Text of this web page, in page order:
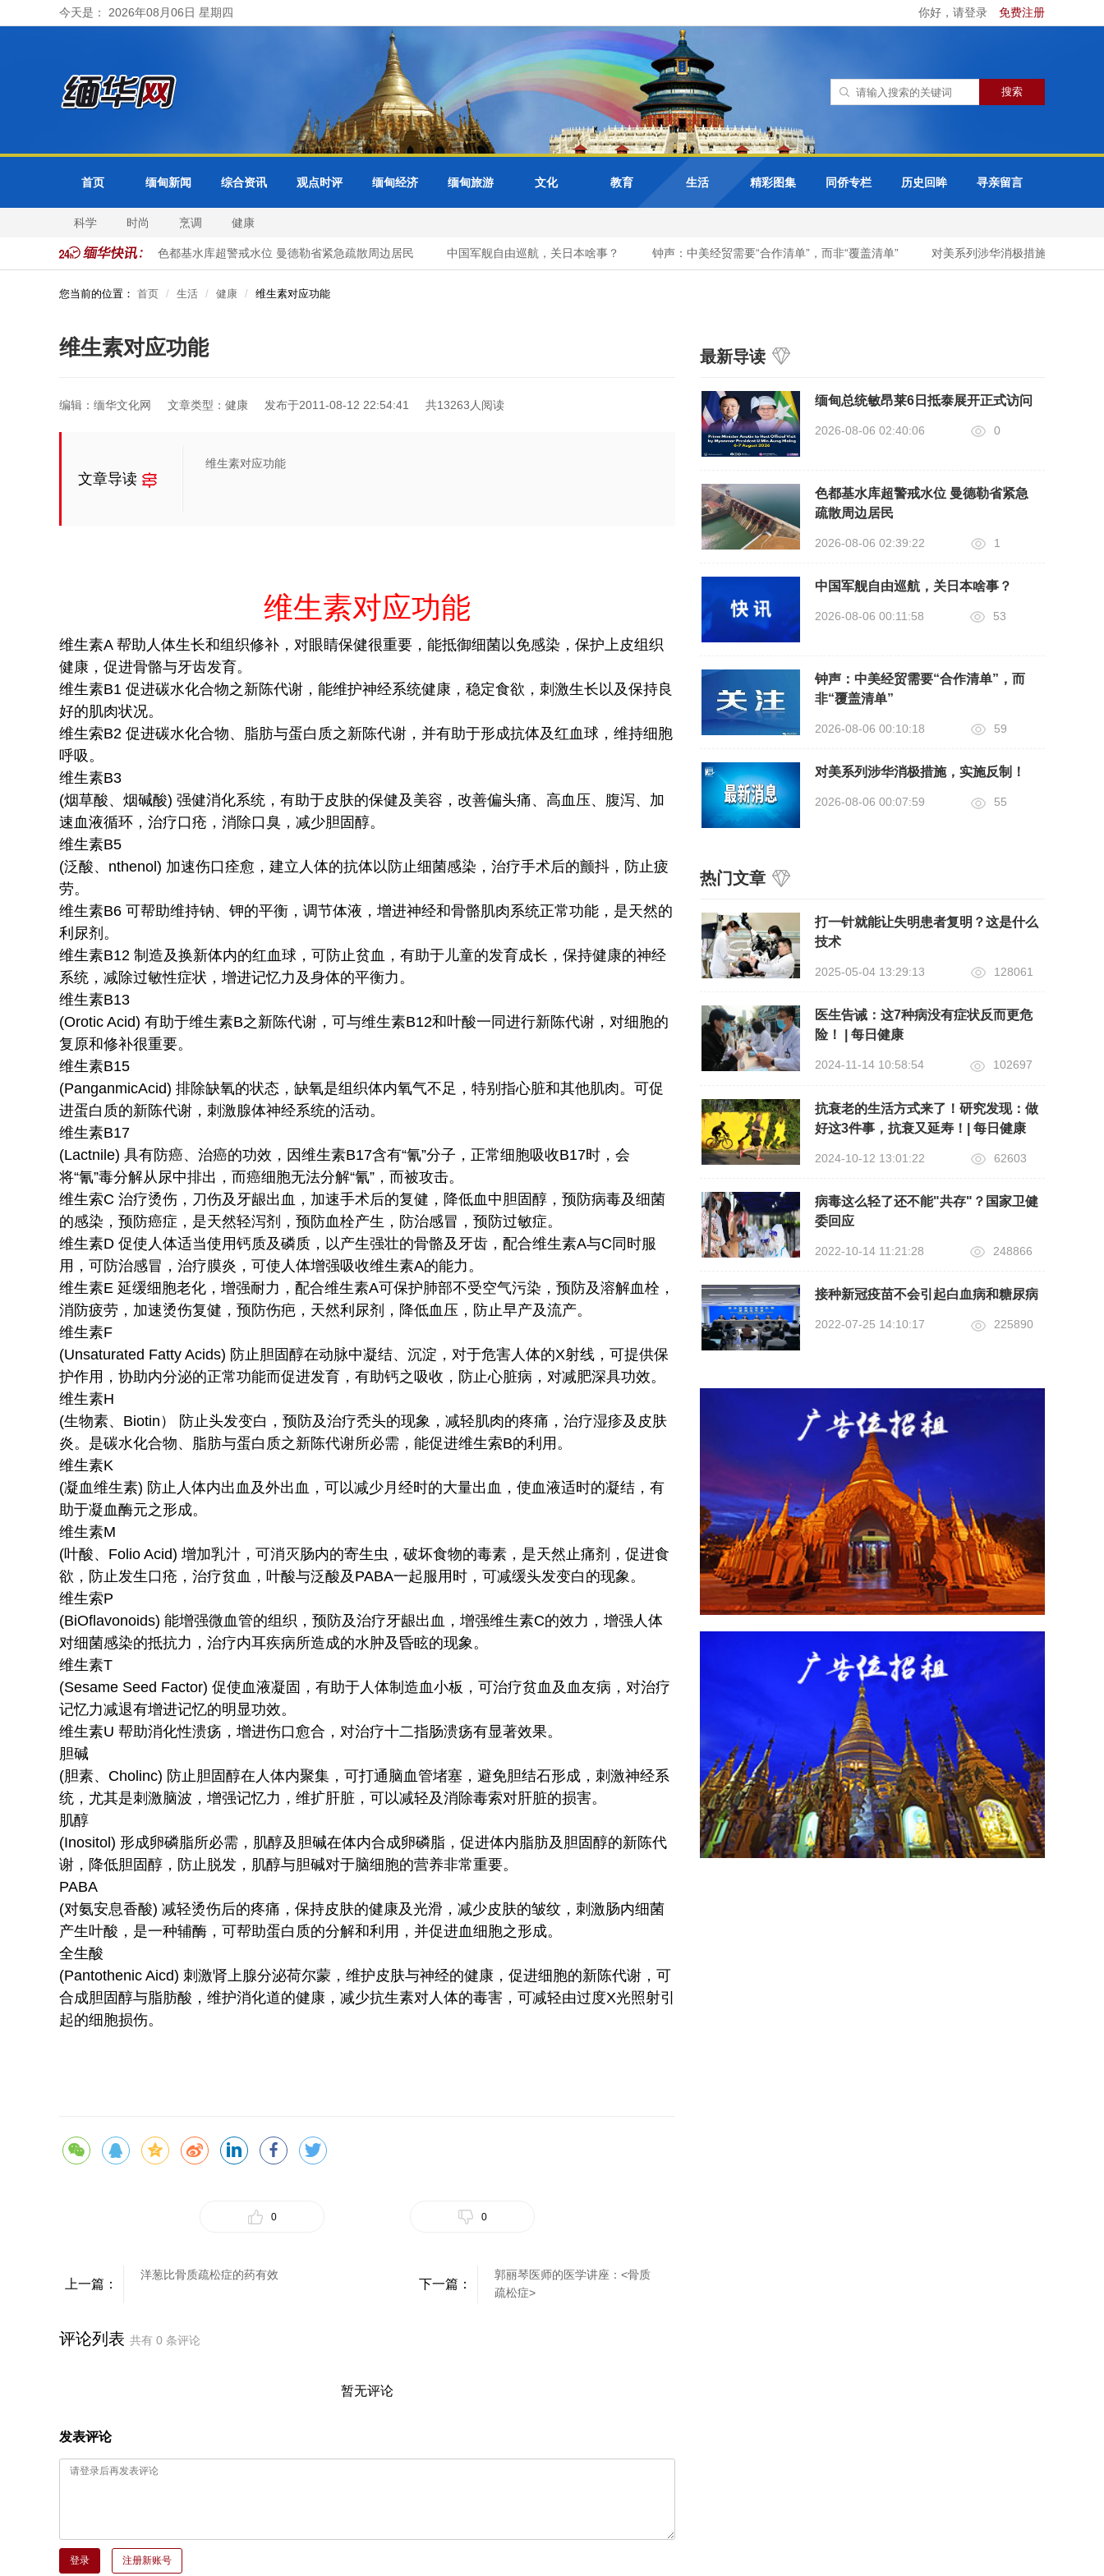
今天是： 2026年08月06日 星期四 你好，请登录 免费注册
首页 缅甸新闻 综合资讯 观点时评 缅甸经济 缅甸旅游 文化 教育 生活 精彩图集 同侨专栏 历史回眸 寻亲留言
科学 时尚 烹调 健康
日抵泰展开正式访问 色都基水库超警戒水位 曼德勒省紧急疏散周边居民 中国军舰自由巡航，关日本啥事？ 钟声：中美经贸需要“合作清单”，而非“覆盖清单” 对美系列涉华消极措施，实施反制！
您当前的位置： 首页 生活 健康 维生素对应功能
维生素对应功能
编辑：缅华文化网 文章类型：健康 发布于2011-08-12 22:54:41 共13263人阅读
文章导读
维生素对应功能
维生素对应功能
维生素A 帮助人体生长和组织修补，对眼睛保健很重要，能抵御细菌以免感染，保护上皮组织
健康，促进骨骼与牙齿发育。
维生素B1 促进碳水化合物之新陈代谢，能维护神经系统健康，稳定食欲，刺激生长以及保持良
好的肌肉状况。
维生索B2 促进碳水化合物、脂肪与蛋白质之新陈代谢，并有助于形成抗体及红血球，维持细胞
呼吸。
维生素B3
(烟草酸、烟碱酸) 强健消化系统，有助于皮肤的保健及美容，改善偏头痛、高血压、腹泻、加
速血液循环，治疗口疮，消除口臭，减少胆固醇。
维生素B5
(泛酸、nthenol) 加速伤口痊愈，建立人体的抗体以防止细菌感染，治疗手术后的颤抖，防止疲
劳。
维生素B6 可帮助维持钠、钾的平衡，调节体液，增进神经和骨骼肌肉系统正常功能，是天然的
利尿剂。
维生素B12 制造及换新体内的红血球，可防止贫血，有助于儿童的发育成长，保持健康的神经
系统，减除过敏性症状，增进记忆力及身体的平衡力。
维生素B13
(Orotic Acid) 有助于维生素B之新陈代谢，可与维生素B12和叶酸一同进行新陈代谢，对细胞的
复原和修补很重要。
维生素B15
(PanganmicAcid) 排除缺氧的状态，缺氧是组织体内氧气不足，特别指心脏和其他肌肉。可促
进蛋白质的新陈代谢，刺激腺体神经系统的活动。
维生素B17
(Lactnile) 具有防癌、治癌的功效，因维生素B17含有“氰”分子，正常细胞吸收B17时，会
将“氰”毒分解从尿中排出，而癌细胞无法分解“氰”，而被攻击。
维生索C 治疗烫伤，刀伤及牙龈出血，加速手术后的复健，降低血中胆固醇，预防病毒及细菌
的感染，预防癌症，是天然轻泻剂，预防血栓产生，防治感冒，预防过敏症。
维生素D 促使人体适当使用钙质及磷质，以产生强壮的骨骼及牙齿，配合维生素A与C同时服
用，可防治感冒，治疗膜炎，可使人体增强吸收维生素A的能力。
维生素E 延缓细胞老化，增强耐力，配合维生素A可保护肺部不受空气污染，预防及溶解血栓，
消防疲劳，加速烫伤复健，预防伤疤，天然利尿剂，降低血压，防止早产及流产。
维生素F
(Unsaturated Fatty Acids) 防止胆固醇在动脉中凝结、沉淀，对于危害人体的X射线，可提供保
护作用，协助内分泌的正常功能而促进发育，有助钙之吸收，防止心脏病，对减肥深具功效。
维生素H
(生物素、Biotin） 防止头发变白，预防及治疗秃头的现象，减轻肌肉的疼痛，治疗湿疹及皮肤
炎。是碳水化合物、脂肪与蛋白质之新陈代谢所必需，能促进维生索B的利用。
维生素K
(凝血维生素) 防止人体内出血及外出血，可以减少月经时的大量出血，使血液适时的凝结，有
助于凝血酶元之形成。
维生素M
(叶酸、Folio Acid) 增加乳汁，可消灭肠内的寄生虫，破坏食物的毒素，是天然止痛剂，促进食
欲，防止发生口疮，治疗贫血，叶酸与泛酸及PABA一起服用时，可减缓头发变白的现象。
维生索P
(BiOflavonoids) 能增强微血管的组织，预防及治疗牙龈出血，增强维生素C的效力，增强人体
对细菌感染的抵抗力，治疗内耳疾病所造成的水肿及昏眩的现象。
维生素T
(Sesame Seed Factor) 促使血液凝固，有助于人体制造血小板，可治疗贫血及血友病，对治疗
记忆力减退有增进记忆的明显功效。
维生素U 帮助消化性溃疡，增进伤口愈合，对治疗十二指肠溃疡有显著效果。
胆碱
(胆素、Cholinc) 防止胆固醇在人体内聚集，可打通脑血管堵塞，避免胆结石形成，刺激神经系
统，尤其是刺激脑波，增强记忆力，维扩肝脏，可以减轻及消除毒索对肝脏的损害。
肌醇
(Inositol) 形成卵磷脂所必需，肌醇及胆碱在体内合成卵磷脂，促进体内脂肪及胆固醇的新陈代
谢，降低胆固醇，防止脱发，肌醇与胆碱对于脑细胞的营养非常重要。
PABA
(对氨安息香酸) 减轻烫伤后的疼痛，保持皮肤的健康及光滑，减少皮肤的皱纹，刺激肠内细菌
产生叶酸，是一种辅酶，可帮助蛋白质的分解和利用，并促进血细胞之形成。
全生酸
(Pantothenic Aicd) 刺激肾上腺分泌荷尔蒙，维护皮肤与神经的健康，促进细胞的新陈代谢，可
合成胆固醇与脂肪酸，维护消化道的健康，减少抗生素对人体的毒害，可减轻由过度X光照射引
起的细胞损伤。
0 0
上一篇：
洋葱比骨质疏松症的药有效
下一篇：
郭丽琴医师的医学讲座：<骨质
疏松症>
评论列表 共有 0 条评论
暂无评论
发表评论
登录 注册新账号
最新导读
缅甸总统敏昂莱6日抵泰展开正式访问
2026-08-06 02:40:06 0
色都基水库超警戒水位 曼德勒省紧急
疏散周边居民
2026-08-06 02:39:22 1
中国军舰自由巡航，关日本啥事？
2026-08-06 00:11:58 53
钟声：中美经贸需要“合作清单”，而
非“覆盖清单”
2026-08-06 00:10:18 59
对美系列涉华消极措施，实施反制！
2026-08-06 00:07:59 55
热门文章
打一针就能让失明患者复明？这是什么
技术
2025-05-04 13:29:13 128061
医生告诫：这7种病没有症状反而更危
险！ | 每日健康
2024-11-14 10:58:54 102697
抗衰老的生活方式来了！研究发现：做
好这3件事，抗衰又延寿！| 每日健康
2024-10-12 13:01:22 62603
病毒这么轻了还不能"共存"？国家卫健
委回应
2022-10-14 11:21:28 248866
接种新冠疫苗不会引起白血病和糖尿病
2022-07-25 14:10:17 225890